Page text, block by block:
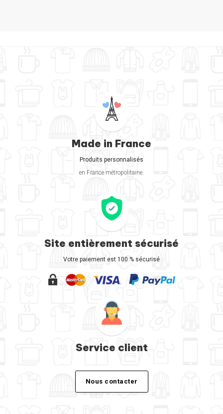
Made in France
Produits personnalisés
en France métropolitaine.
Site entièrement sécurisé
Votre paiement est 100 % sécurisé
Service client
Nous contacter